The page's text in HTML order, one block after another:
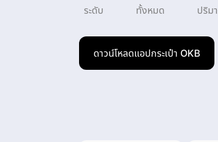
ระดับ ทั้งหมด ปริม
ดาวน์โหลดแอปกระเป๋า OKB